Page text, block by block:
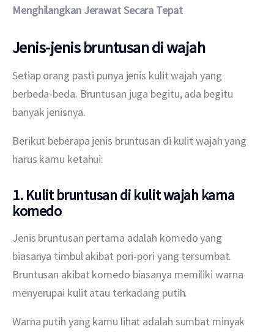
Menghilangkan Jerawat Secara Tepat
Jenis-jenis bruntusan di wajah
Setiap orang pasti punya jenis kulit wajah yang
berbeda-beda. Bruntusan juga begitu, ada begitu
banyak jenisnya.
Berikut beberapa jenis bruntusan di kulit wajah yang
harus kamu ketahui:
1. Kulit bruntusan di kulit wajah karna
komedo
Jenis bruntusan pertama adalah komedo yang
biasanya timbul akibat pori-pori yang tersumbat.
Bruntusan akibat komedo biasanya memiliki warna
menyerupai kulit atau terkadang putih.
Warna putih yang kamu lihat adalah sumbat minyak